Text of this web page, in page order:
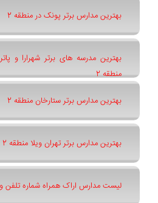
بهترین مدارس برتر پونک در منطقه 2
بهترین مدرسه های برتر شهرارا و
منطقه 2
بهترین مدارس برتر ستارخان منطقه 2
بهترین مدارس برتر تهران ویلا منطقه 2
لیست مدارس اراک همراه شماره تلفن